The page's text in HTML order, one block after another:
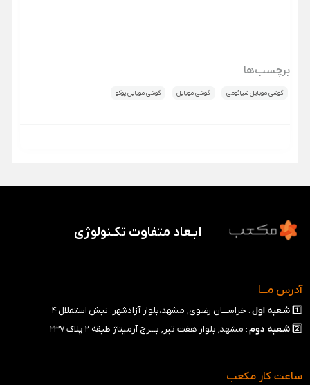
برچسب‌ها
گوشی موبایل شیائومی گوشی موبایل گوشی موبایل پوکو
ابـعاد متفاوت تکـنولوژی
آدرس مـــا
1️⃣ شـعبه اول: خراســـان رضوی, مشهد،بلوار آزادشهر، نبش استقلال ۴
2️⃣ شـعبه دوم: مشهد, بلوار هفت تیر, بـــرج آرمیتاژ طبقه ۲ پلاک ۲۳۷
ساعت کار مکعب